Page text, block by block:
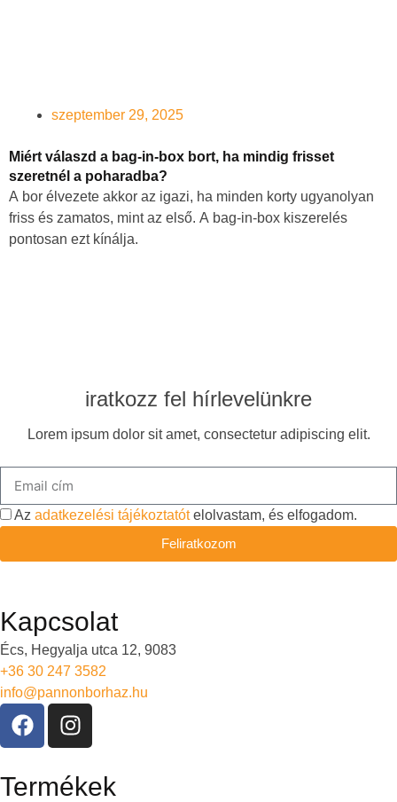
szeptember 29, 2025
Miért válaszd a bag-in-box bort, ha mindig frisset
szeretnél a poharadba?
A bor élvezete akkor az igazi, ha minden korty ugyanolyan
friss és zamatos, mint az első. A bag-in-box kiszerelés
pontosan ezt kínálja.
iratkozz fel hírlevelünkre
Lorem ipsum dolor sit amet, consectetur adipiscing elit.
Az adatkezelési tájékoztatótelolvastam, és elfogadom.
Feliratkozom
Kapcsolat
Écs, Hegyalja utca 12, 9083
+36 30 247 3582
info@pannonborhaz.hu
Termékek